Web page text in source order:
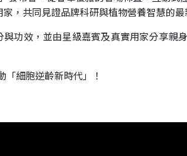
，共同見證品牌科研與植物營養智慧的最
功效，並由星級嘉賓及真實用家分享親
細胞逆齡新時代」！